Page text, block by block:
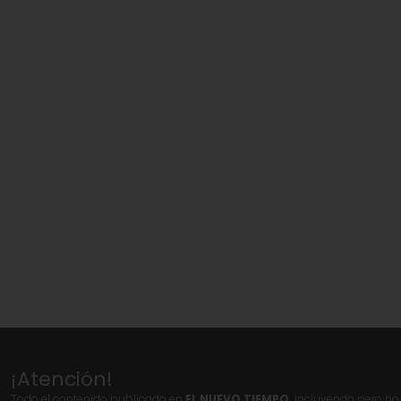
¡Atención!